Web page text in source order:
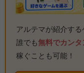
アルテマが紹介す
誰でも無料でカンタ
稼ぐことも可能！